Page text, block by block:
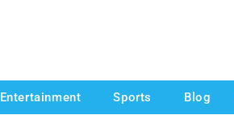
Entertainment Sports Blog